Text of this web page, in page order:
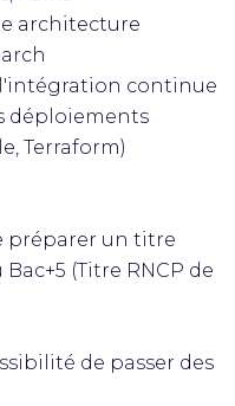
architecture
continue
déploiements
Terraform)
préparer un titre
(Titre RNCP de
de passer des